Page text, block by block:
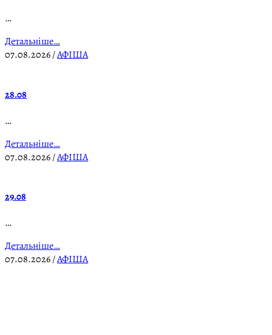
…
Детальніше…
07.08.2026/АФІША
28.08
…
Детальніше…
07.08.2026/АФІША
29.08
…
Детальніше…
07.08.2026/АФІША